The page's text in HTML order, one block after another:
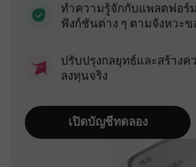
ทำความรู้จักกับแพลตฟอร์ม
ฟังก์ชันต่าง ๆ ตามจังหวะ
ปรับปรุงกลยุทธ์และสร้างค
ลงทุนจริง
เปิดบัญชีทดลอง